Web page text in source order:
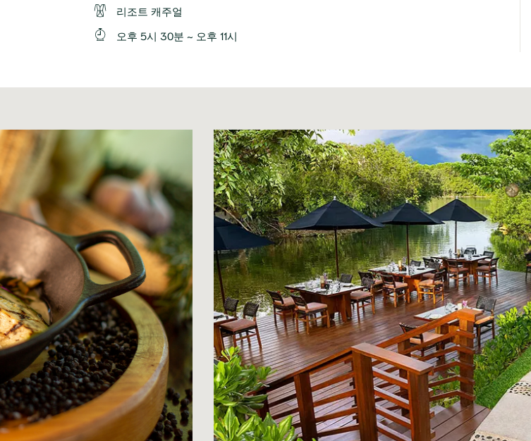
리조트 캐주얼
오후 5시 30분 ~ 오후 11시